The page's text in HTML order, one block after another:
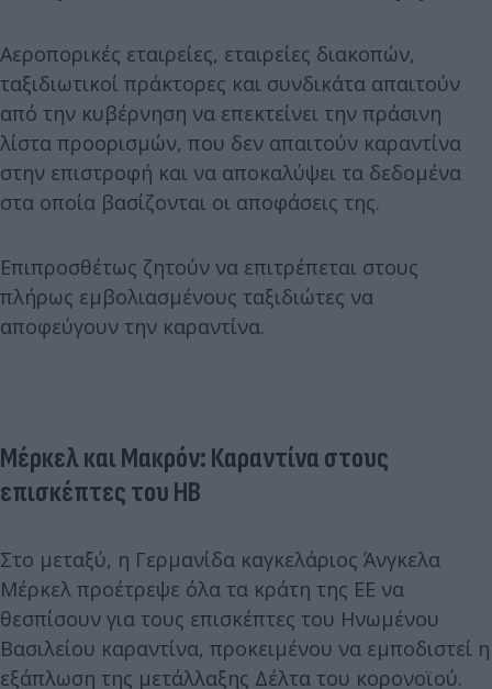
Αεροπορικές εταιρείες, εταιρείες διακοπών,
ταξιδιωτικοί πράκτορες και συνδικάτα απαιτούν
από την κυβέρνηση να επεκτείνει την πράσινη
λίστα προορισμών, που δεν απαιτούν καραντίνα
στην επιστροφή και να αποκαλύψει τα δεδομένα
στα οποία βασίζονται οι αποφάσεις της.
Επιπροσθέτως ζητούν να επιτρέπεται στους
πλήρως εμβολιασμένους ταξιδιώτες να
αποφεύγουν την καραντίνα.
Μέρκελ και Μακρόν: Καραντίνα στους
επισκέπτες του ΗΒ
Στο μεταξύ, η Γερμανίδα καγκελάριος Άνγκελα
Μέρκελ προέτρεψε όλα τα κράτη της ΕΕ να
θεσπίσουν για τους επισκέπτες του Ηνωμένου
Βασιλείου καραντίνα, προκειμένου να εμποδιστεί η
εξάπλωση της μετάλλαξης Δέλτα του κορονοϊού.